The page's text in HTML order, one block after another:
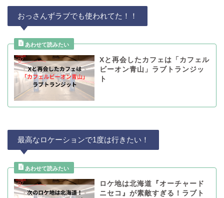
おっさんずラブでも使われてた！！
Xと再会したカフェは「カフェル
ビーオン青山」ラブトランジッ
ト
最高なロケーションで1度は行きたい！
ロケ地は北海道『オーチャード
ニセコ』が素敵すぎる！ラブト